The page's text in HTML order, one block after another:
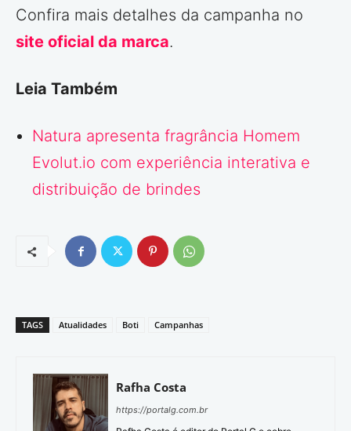
Confira mais detalhes da campanha no
site oficial da marca.
Leia Também
Natura apresenta fragrância Homem
Evolut.io com experiência interativa e
distribuição de brindes
TAGS Atualidades Boti Campanhas
Rafha Costa
https://portalg.com.br